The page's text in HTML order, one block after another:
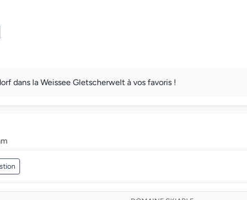
dans la Weissee Gletscherwelt à vos favoris !